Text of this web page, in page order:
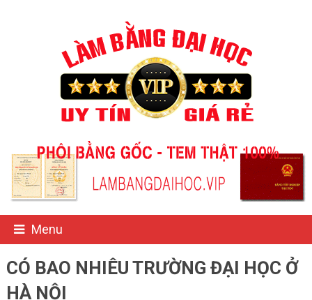
Menu
CÓ BAO NHIÊU TRƯỜNG ĐẠI HỌC Ở
HÀ NỘI